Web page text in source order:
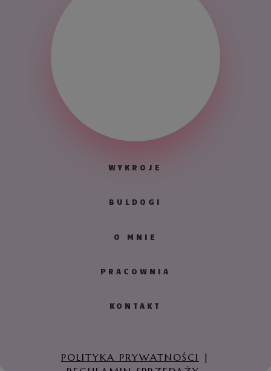
WYKROJE
BULDOGI
O MNIE
PRACOWNIA
KONTAKT
POLITYKA PRYWATNOŚCI |